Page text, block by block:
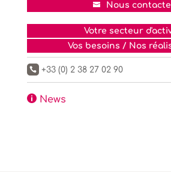
Nous
Votre secteur
Vos besoins / Nos
 +33 (0) 2 38 27 02 90
News